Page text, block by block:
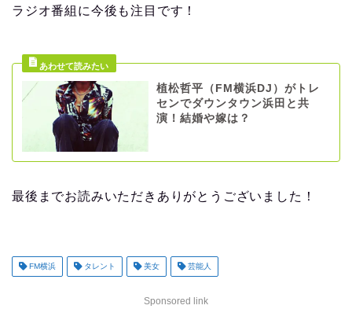
ラジオ番組に今後も注目です！
植松哲平（FM横浜DJ）がトレ
センでダウンタウン浜田と共
演！結婚や嫁は？
最後までお読みいただきありがとうございました！
FM横浜 タレント 美女 芸能人
Sponsored link